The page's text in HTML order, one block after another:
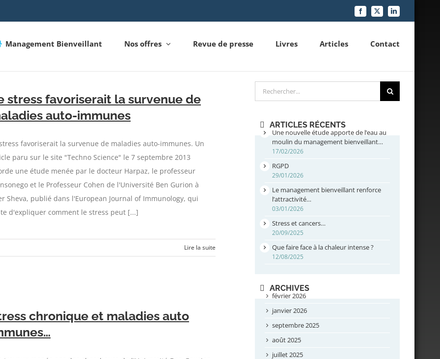
Facebook
X LinkedIn
Management Bienveillant Nos offres Revue de presse Livres Articles Contact
stress favoriserait la survenue de
auto-immunes
favoriserait la survenue de maladies auto-immunes. Un
paru sur le site "Techno Science" le 7 septembre 2013
une étude menée par le docteur Harpaz, le professeur
et le Professeur Cohen de l'Université Ben Gurion à
Sheva, publié dans l'European Journal of Immunology, qui
d'expliquer comment le stress peut [...]
Lire la suite
chronique et maladies auto
Rechercher
ARTICLES RÉCENTS
Une nouvelle étude apporte de l’eau au
moulin du management bienveillant…
17/02/2026
RGPD
29/01/2026
Le management bienveillant renforce
l’attractivité…
03/01/2026
Stress et cancers…
20/09/2025
Que faire face à la chaleur intense ?
12/08/2025
ARCHIVES
février 2026
janvier 2026
septembre 2025
août 2025
juillet 2025